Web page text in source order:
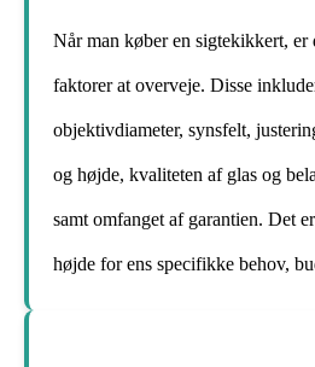
Når man køber en sigtekikkert, er
faktorer at overveje. Disse
objektivdiameter, synsfelt,
og højde, kvaliteten af ​​glas og
samt omfanget af garantien. Det
højde for ens specifikke behov,